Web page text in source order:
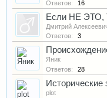
Ответов:
16
Если НЕ ЭТО,
Дмитрий
Ответов:
3
Яник
Ответов:
28
Исторические
plot